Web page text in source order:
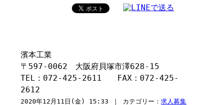
濱本工業
〒597-0062 大阪府貝塚市澤628-15
TEL：072-425-2611 FAX：072-425-
2612
2020年12月11日(金) 15:33 ｜ カテゴリー：求人募集